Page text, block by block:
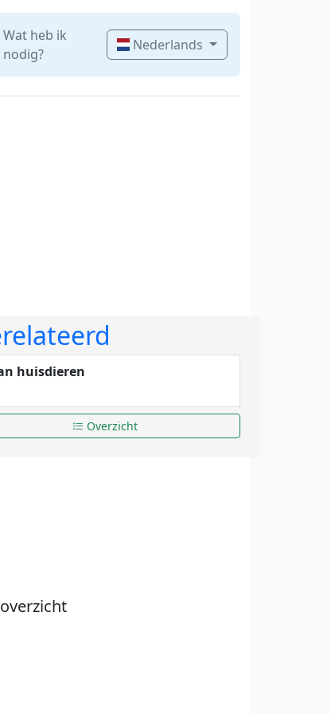
Wat heb ik
nodig?
Nederlands
huisdieren
Overzicht